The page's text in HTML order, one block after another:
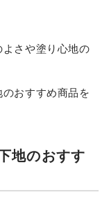
さや塗り心地の
おすすめ商品を
地のおすす